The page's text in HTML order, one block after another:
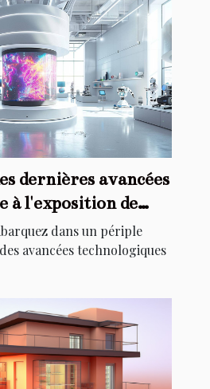
dernières avancées
à l'exposition de
dans un périple
avancées technologiques